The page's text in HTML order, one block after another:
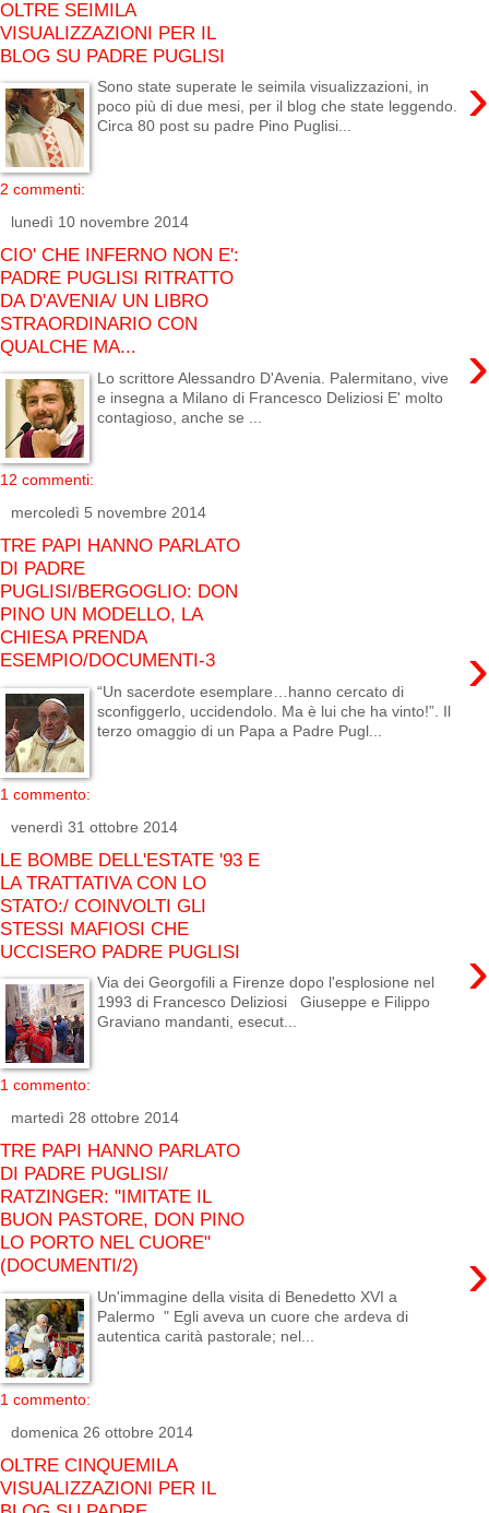
OLTRE SEIMILA
VISUALIZZAZIONI PER IL
BLOG SU PADRE PUGLISI
›
Sono state superate le seimila visualizzazioni, in
poco più di due mesi, per il blog che state leggendo.
Circa 80 post su padre Pino Puglisi...
2 commenti:
lunedì 10 novembre 2014
CIO' CHE INFERNO NON E':
PADRE PUGLISI RITRATTO
DA D'AVENIA/ UN LIBRO
STRAORDINARIO CON
QUALCHE MA...
›
Lo scrittore Alessandro D'Avenia. Palermitano, vive
e insegna a Milano di Francesco Deliziosi E' molto
contagioso, anche se ...
12 commenti:
mercoledì 5 novembre 2014
TRE PAPI HANNO PARLATO
DI PADRE
PUGLISI/BERGOGLIO: DON
PINO UN MODELLO, LA
CHIESA PRENDA
ESEMPIO/DOCUMENTI-3
›
“Un sacerdote esemplare…hanno cercato di
sconfiggerlo, uccidendolo. Ma è lui che ha vinto!”. Il
terzo omaggio di un Papa a Padre Pugl...
1 commento:
venerdì 31 ottobre 2014
LE BOMBE DELL'ESTATE '93 E
LA TRATTATIVA CON LO
STATO:/ COINVOLTI GLI
STESSI MAFIOSI CHE
UCCISERO PADRE PUGLISI
›
Via dei Georgofili a Firenze dopo l'esplosione nel
1993 di Francesco Deliziosi Giuseppe e Filippo
Graviano mandanti, esecut...
1 commento:
martedì 28 ottobre 2014
TRE PAPI HANNO PARLATO
DI PADRE PUGLISI/
RATZINGER: "IMITATE IL
BUON PASTORE, DON PINO
LO PORTO NEL CUORE"
(DOCUMENTI/2)
›
Un'immagine della visita di Benedetto XVI a
Palermo " Egli aveva un cuore che ardeva di
autentica carità pastorale; nel...
1 commento:
domenica 26 ottobre 2014
OLTRE CINQUEMILA
VISUALIZZAZIONI PER IL